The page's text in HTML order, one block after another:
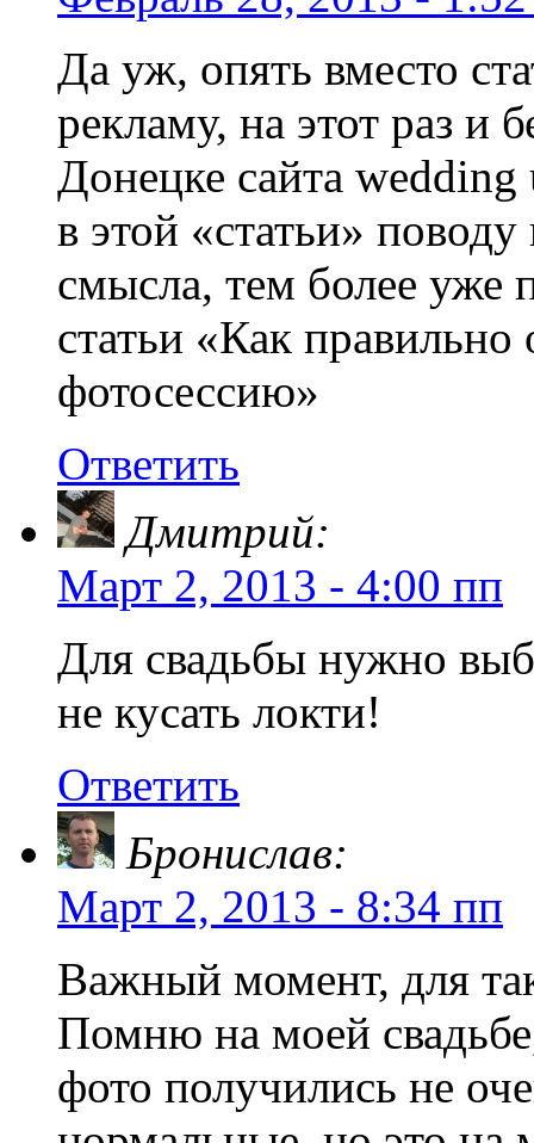
Да уж, опять вместо
рекламу, на этот раз и
Донецке сайта
в этой «статьи»
смысла, тем более уже
статьи «Как правильно
фотосессию»
Ответить
Дмитрий:
Март 2, 2013 - 4:00 пп
Для свадьбы нужно
не кусать локти!
Ответить
Бронислав:
Март 2, 2013 - 8:34 пп
Важный момент, для
Помню на моей
фото получились не